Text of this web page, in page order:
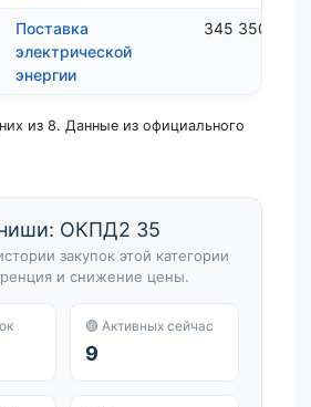
Поставка
электрической
энергии
345 350 ₽
из 8. Данные из официального
ОКПД2 35
закупок этой категории
и снижение цены.
🟢 Активных сейчас
9